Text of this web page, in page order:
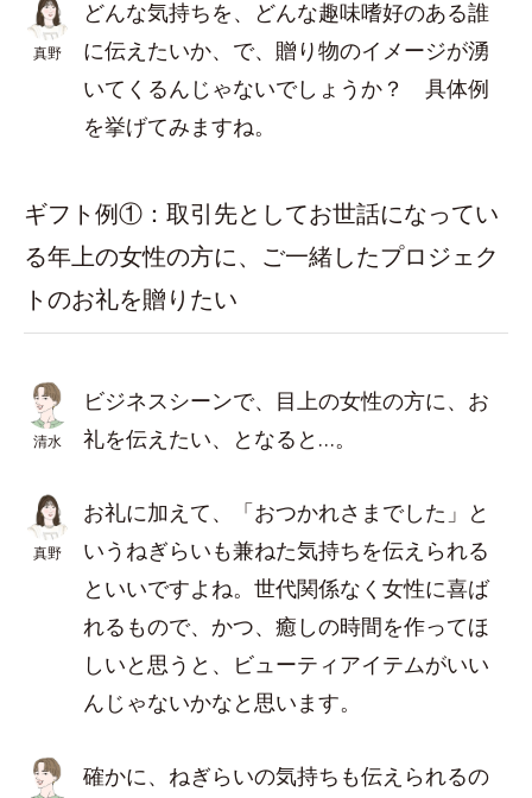
真野
どんな気持ちを、どんな趣味嗜好のある誰
に伝えたいか、で、贈り物のイメージが湧
いてくるんじゃないでしょうか？ 具体例
を挙げてみますね。
ギフト例①：取引先としてお世話になってい
る年上の女性の方に、ご一緒したプロジェク
トのお礼を贈りたい
清水
ビジネスシーンで、目上の女性の方に、お
礼を伝えたい、となると…。
真野
お礼に加えて、「おつかれさまでした」と
いうねぎらいも兼ねた気持ちを伝えられる
といいですよね。世代関係なく女性に喜ば
れるもので、かつ、癒しの時間を作ってほ
しいと思うと、ビューティアイテムがいい
んじゃないかなと思います。
確かに、ねぎらいの気持ちも伝えられるの